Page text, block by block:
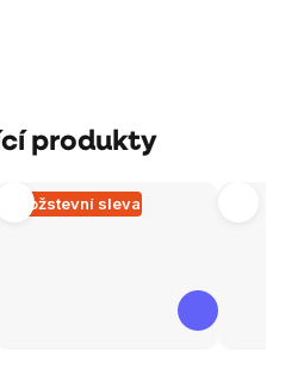
produkty
Množstevní sleva